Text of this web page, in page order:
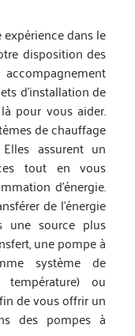
dans le
disposition des
d’installation de
pour vous aider.
de chauffage
assurent un
tout en vous
d’énergie.
de l’énergie
une source plus
une pompe à
système de
ou
de vous offrir un
des pompes à